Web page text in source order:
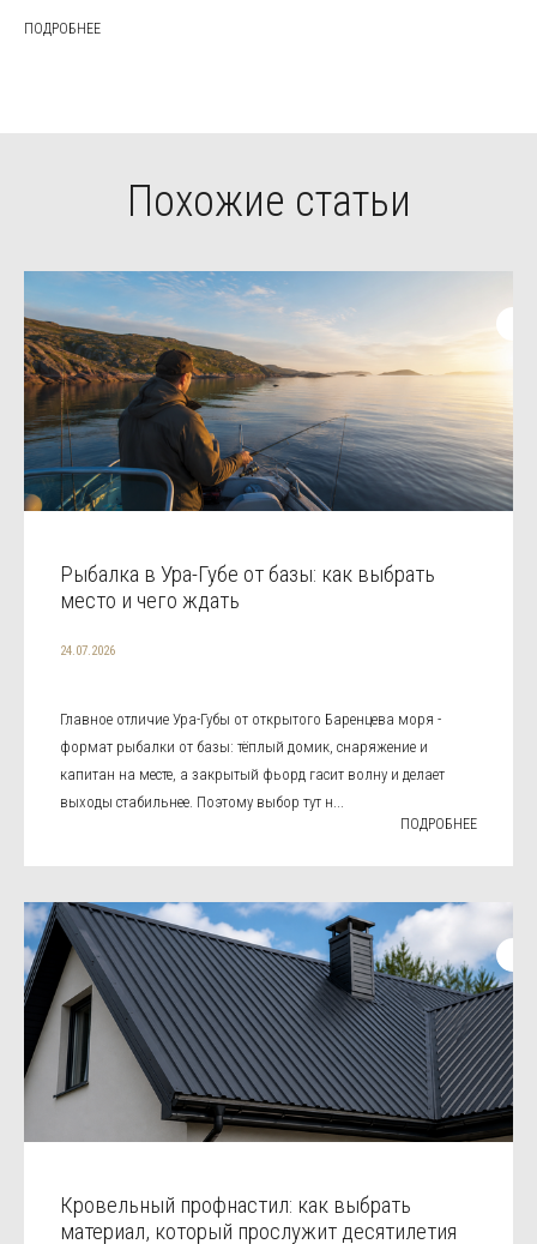
ПОДРОБНЕЕ
Похожие статьи
Рыбалка в Ура-Губе от базы: как выбрать
место и чего ждать
24.07.2026
Главное отличие Ура-Губы от открытого Баренцева моря -
формат рыбалки от базы: тёплый домик, снаряжение и
капитан на месте, а закрытый фьорд гасит волну и делает
выходы стабильнее. Поэтому выбор тут н...
ПОДРОБНЕЕ
Кровельный профнастил: как выбрать
материал, который прослужит десятилетия